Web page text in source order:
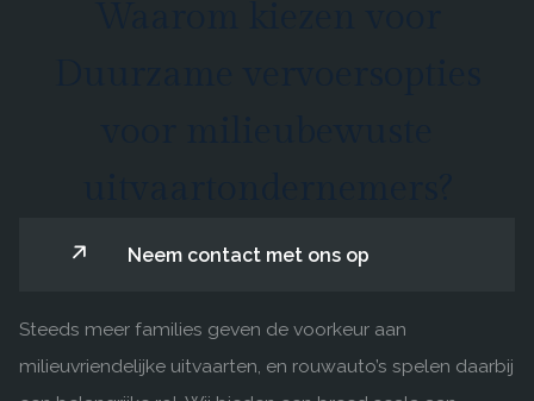
Neem contact met ons op
Steeds meer families geven de voorkeur aan
milieuvriendelijke uitvaarten, en rouwauto’s spelen daarbij